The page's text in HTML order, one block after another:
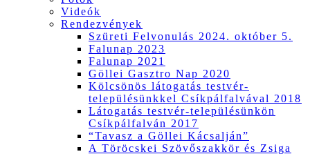
Videók
Rendezvények
Szüreti Felvonulás 2024. október 5.
Falunap 2023
Falunap 2021
Göllei Gasztro Nap 2020
Kölcsönös látogatás testvér-
településünkkel Csíkpálfalvával 2018
Látogatás testvér-településünkön
Csíkpálfalván 2017
“Tavasz a Göllei Kácsalján”
A Töröcskei Szövőszakkör és Zsiga